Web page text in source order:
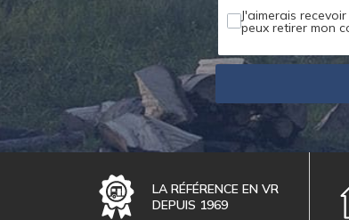
J'aimerais
peux retirer mon
LA RÉFÉRENCE EN VR
DEPUIS 1969